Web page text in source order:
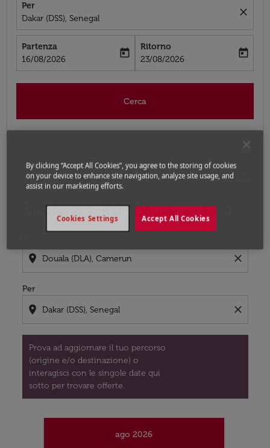
Per
Dakar (DSS), Senegal
close
Partenza
fc-booking-departure-date-aria-label
16/08/2026
today
Ritorno
fc-booking-return-date-aria-label
23/08/2026
today
Cerca
Home Voli Voli per Senegal Voli Douala - Dakar
Prossimo voli da Douala a Dakar
location_on close
Per
location_on close
Prova ad aggiornare il tuo percorso
(origine e/o destinazione) o
interagisci con le singole date qui
sotto per trovare offerte.
Prova ad aggiornare il tuo percorso (origine e/o
ago 2026
By clicking “Accept All Cookies”, you agree to the storing of cookies
on your device to enhance site navigation, analyze site usage, and
assist in our marketing efforts.
Accept All Cookies
Cookies Settings